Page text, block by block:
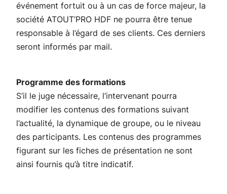
événement fortuit ou à un cas de force majeur, la
société ATOUT’PRO HDF ne pourra être tenue
responsable à l’égard de ses clients. Ces derniers
seront informés par mail.
Programme des formations
S’il le juge nécessaire, l’intervenant pourra
modifier les contenus des formations suivant
l’actualité, la dynamique de groupe, ou le niveau
des participants. Les contenus des programmes
figurant sur les fiches de présentation ne sont
ainsi fournis qu’à titre indicatif.